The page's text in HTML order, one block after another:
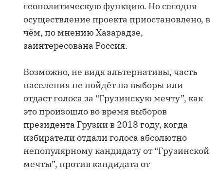
геополитическую функцию. Но сегодня
осуществление проекта приостановлено, в
чём, по мнению Хазарадзе,
заинтересована Россия.
Возможно, не видя альтернативы, часть
населения не пойдёт на выборы или
отдаст голоса за “Грузинскую мечту”, как
это произошло во время выборов
президента Грузии в 2018 году, когда
избиратели отдали голоса абсолютно
непопулярному кандидату от “Грузинской
мечты”, против кандидата от